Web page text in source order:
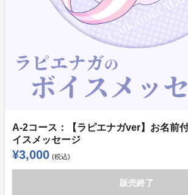
A-2コース：【ラピエナガver】お名前
イスメッセージ
¥3,000 (税込)
販売終了